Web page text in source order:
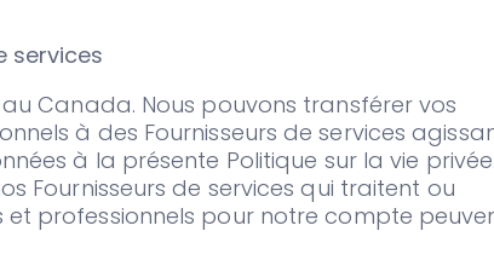
services
Canada. Nous pouvons transférer vos
à des Fournisseurs de services
à la présente Politique sur la vie privée.
Fournisseurs de services qui traitent ou
et professionnels pour notre compte